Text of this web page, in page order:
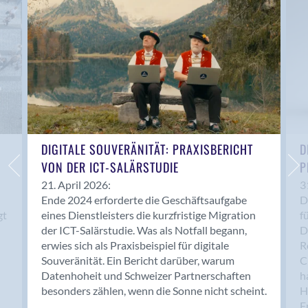
Anwil
Appenzell
Au SG
Baar
Baden
Balsthal
Balzers
Basel
Bassersdorf
Belp
Bendern
Benken (SG)
Bergdietikon
Berlin
Bern
Bern - Liebefeld
DIGITALE SOUVERÄNITÄT: PRAXISBERICHT
VON DER ICT-SALÄRSTUDIE
21. April 2026:
Ende 2024 erforderte die Geschäftsaufgabe
eines Dienstleisters die kurzfristige Migration
der ICT-Salärstudie. Was als Notfall begann,
erwies sich als Praxisbeispiel für digitale
Souveränität. Ein Bericht darüber, warum
Datenhoheit und Schweizer Partnerschaften
besonders zählen, wenn die Sonne nicht scheint.